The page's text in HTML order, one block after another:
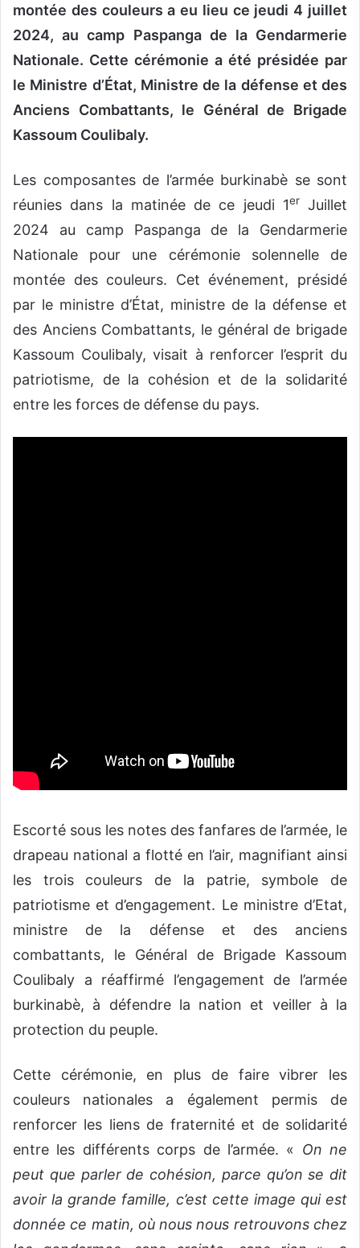
montée des couleurs a eu lieu ce jeudi 4 juillet
2024, au camp Paspanga de la Gendarmerie
Nationale. Cette cérémonie a été présidée par
le Ministre d’État, Ministre de la défense et des
Anciens Combattants, le Général de Brigade
Kassoum Coulibaly.
Les composantes de l’armée burkinabè se sont
réunies dans la matinée de ce jeudi 1erJuillet
2024 au camp Paspanga de la Gendarmerie
Nationale pour une cérémonie solennelle de
montée des couleurs. Cet événement, présidé
par le ministre d’État, ministre de la défense et
des Anciens Combattants, le général de brigade
Kassoum Coulibaly, visait à renforcer l’esprit du
patriotisme, de la cohésion et de la solidarité
entre les forces de défense du pays.
Escorté sous les notes des fanfares de l’armée, le
drapeau national a flotté en l’air, magnifiant ainsi
les trois couleurs de la patrie, symbole de
patriotisme et d’engagement. Le ministre d’Etat,
ministre de la défense et des anciens
combattants, le Général de Brigade Kassoum
Coulibaly a réaffirmé l’engagement de l’armée
burkinabè, à défendre la nation et veiller à la
protection du peuple.
Cette cérémonie, en plus de faire vibrer les
couleurs nationales a également permis de
renforcer les liens de fraternité et de solidarité
entre les différents corps de l’armée. « On ne
peut que parler de cohésion, parce qu’on se dit
avoir la grande famille, c’est cette image qui est
donnée ce matin, où nous nous retrouvons chez